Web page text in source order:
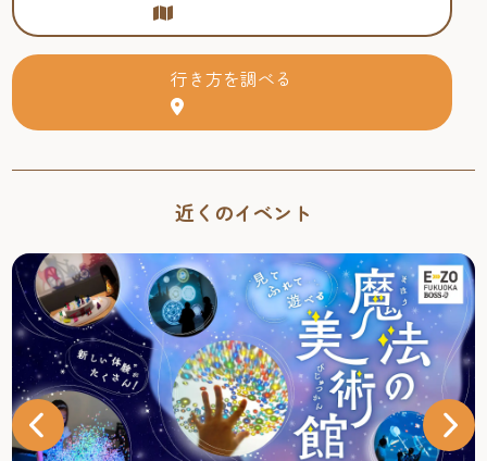
行き方を調べる
近くのイベント